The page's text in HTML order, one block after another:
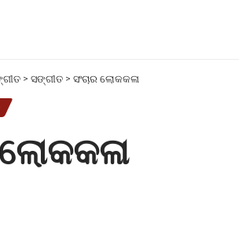
> ସଙ୍ଗୀତ > ସଂଚାର ଲୋକକଳା
ଲୋକକଳା